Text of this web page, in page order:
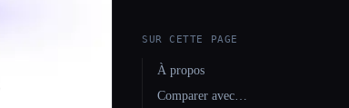
SUR CETTE PAGE
À propos
Comparer avec…